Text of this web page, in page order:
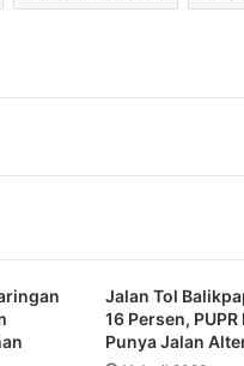
Jalan Tol
16 Persen,
Punya Jalan